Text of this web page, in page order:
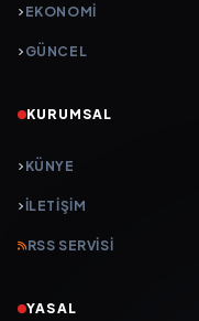
EKONOMİ
GÜNCEL
KURUMSAL
KÜNYE
İLETIŞIM
RSS SERVISI
YASAL